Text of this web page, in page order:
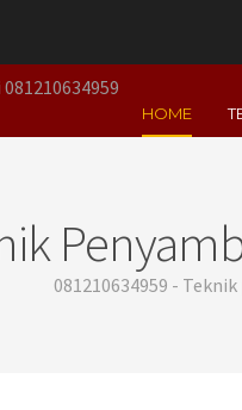
HOME
081210634959 -